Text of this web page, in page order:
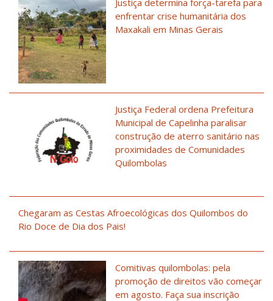
Justiça determina força-tarefa para
enfrentar crise humanitária dos
Maxakali em Minas Gerais
Justiça Federal ordena Prefeitura
Municipal de Capelinha paralisar
construção de aterro sanitário nas
proximidades de Comunidades
Quilombolas
Chegaram as Cestas Afroecológicas dos Quilombos do
Rio Doce de Dia dos Pais!
Comitivas quilombolas: pela
promoção de direitos vão começar
em agosto. Faça sua inscrição